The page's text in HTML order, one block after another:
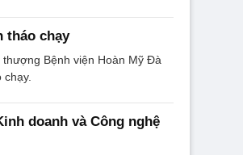
tháo chạy
Bệnh viện Hoàn Mỹ Đà
doanh và Công nghệ